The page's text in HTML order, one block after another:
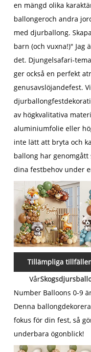
en mängd olika
ballongeroch andra
meddjurballong.
barn (och vuxna!)" Jag
det. Djungelsafari-
ger också en perfekt
genusavslöjandefest.
djurballong
av högkvalitativa
aluminiumfolie eller
inte lätt att bryta och
ballong har
dina festbehov under
Tillämpliga
Vår
Number Balloons 0-9
Denna
fokus för din fest, så
underbara ögonblick!